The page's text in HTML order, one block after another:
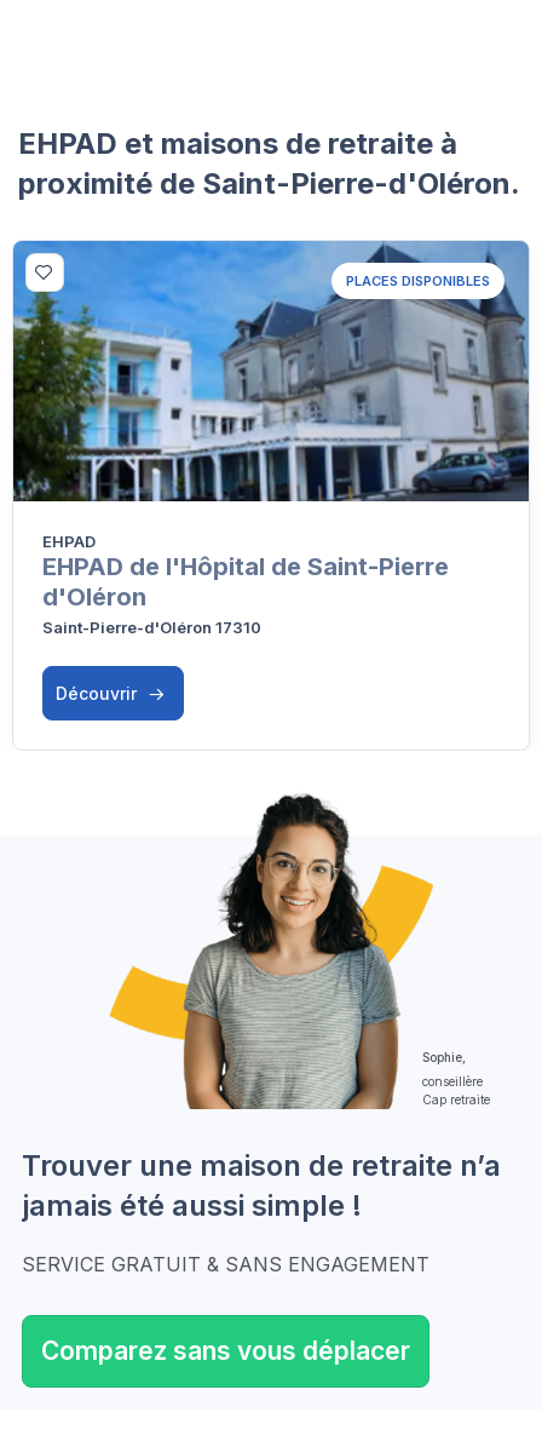
EHPAD et maisons de retraite à
proximité de Saint-Pierre-d'Oléron.
PLACES DISPONIBLES
EHPAD
EHPAD de l'Hôpital de Saint-Pierre
d'Oléron
Saint-Pierre-d'Oléron 17310
Découvrir
Sophie,
conseillère
Cap retraite
Trouver une maison de retraite n’a
jamais été aussi simple !
SERVICE GRATUIT & SANS ENGAGEMENT
Comparez sans vous déplacer